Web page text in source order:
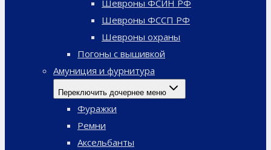
Шевроны ФСИН РФ
Шевроны ФССП РФ
Шевроны охраны
Погоны с вышивкой
Амуниция и фурнитура
Переключить дочернее меню
Фуражки
Ремни
Аксельбанты